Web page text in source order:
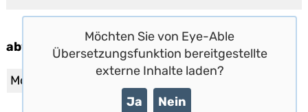
Möchten Sie von Eye-Able
Übersetzungsfunktion bereitgestellte
externe Inhalte laden?
Ja Nein
abweichende Sprechzeiten:
Montag-Freitag 08:00-12:00 Uhr